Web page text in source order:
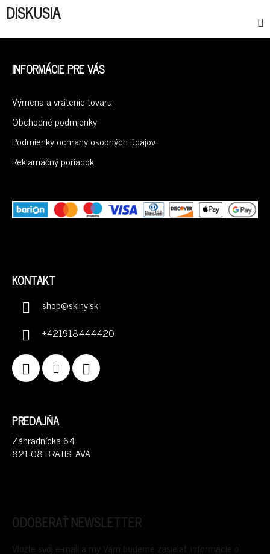
DISKUSIA
Z
INFORMÁCIE PRE VÁS
Výmena a vrátenie tovaru
Obchodné podmienky
Podmienky ochrany osobných údajov
Reklamačný poriadok
KONTAKT
shop@skiny.sk
+421918444420
PREDAJŇA
Záhradnícka 64
821 08 BRATISLAVA
ODOBERAŤ NEWSLETTER
Vložte svoj e-mail a my Vám budeme zasielať informácie o